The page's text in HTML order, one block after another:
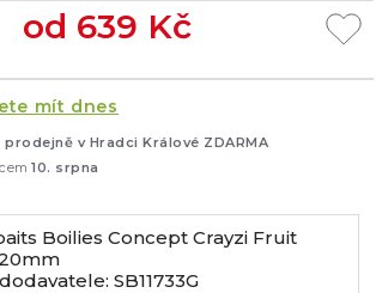
FRUIT kombinuje dvě hlavní složky,
s pronikavým aroma citrusů. Dík...
od 639 Kč
mít dnes
prodejně v Hradci Králové ZDARMA
10. srpna
Boilies Concept Crayzi Fruit
SB11733G